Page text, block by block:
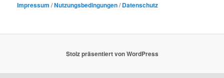
Impressum /Nutzungsbedingungen/Datenschutz
Stolz präsentiert von WordPress